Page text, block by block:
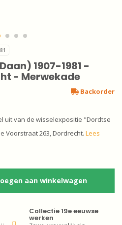
1907-1981 -
- Merwekade
Backorder
uit van de wisselexpositie "Dordtse
Voorstraat 263, Dordrecht. Lees
aan winkelwagen
Collectie 19e eeuwse
werken